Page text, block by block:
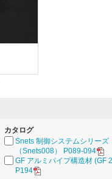
カタログ
Snets 制御システムシリーズ
（Snets008） P089-094
GF アルミパイプ構造材 (GF
P194